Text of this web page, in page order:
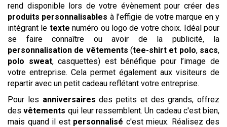
rend disponible lors de votre évènement pour créer des
produits personnalisables à l’effigie de votre marque en y
intégrant le texte numéro ou logo de votre choix. Idéal pour
se faire connaître ou avoir de la publicité, la
personnalisation de vêtements (tee-shirt et polo, sacs,
polo sweat, casquettes) est bénéfique pour l’image de
votre entreprise. Cela permet également aux visiteurs de
repartir avec un petit cadeau reflétant votre entreprise.
Pour les anniversaires des petits et des grands, offrez
desvêtements qui leur ressemblent. Un cadeau c'est bien,
mais quand il est personnalisé c'est mieux. Réalisez des